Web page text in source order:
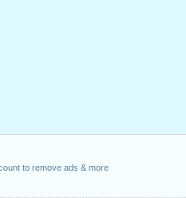
to remove ads & more